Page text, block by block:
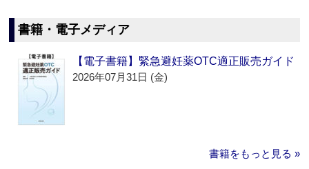
書籍・電子メディア
【電子書籍】緊急避妊薬OTC適正販売ガイド
2026年07月31日 (金)
書籍をもっと見る »